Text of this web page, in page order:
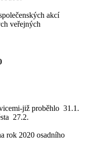
akcí
veřejných
již proběhlo 31.1.
27.2.
rok 2020 osadního